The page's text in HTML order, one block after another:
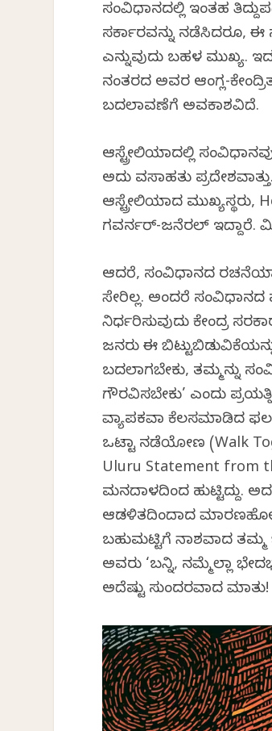
ಸಂವಿಧಾನದಲ್ಲಿ ಇಂತಹ
ಸರ್ಕಾರವನ್ನು ನಡೆಸಿದರೂ, ಈ
ಎನ್ನುವುದು ಬಹಳ ಮುಖ್ಯ.
ನಂತರದ ಅವರ ಆಂಗ್ಲ-
ಬದಲಾವಣೆಗೆ ಅವಕಾಶವಿದೆ.
ಆಸ್ಟ್ರೇಲಿಯಾದಲ್ಲಿ
ಅದು ವಸಾಹತು
ಆಸ್ಟ್ರೇಲಿಯಾದ ಮುಖ್ಯಸ್ಥರು,
ಗವರ್ನರ್-ಜನೆರಲ್ ಇದ್ದಾರೆ.
ಆದರೆ, ಸಂವಿಧಾನದ
ಸೇರಿಲ್ಲ. ಅಂದರೆ
ನಿರ್ಧರಿಸುವುದು ಕೇಂದ್ರ
ಜನರು ಈ
ಬದಲಾಗಬೇಕು, ತಮ್ಮನ್ನು
ಗೌರವಿಸಬೇಕು’ ಎಂದು
ವ್ಯಾಪಕವಾಗಿ ಕೆಲಸಮಾಡಿದ
ಒಟ್ಟಾಗಿ ನಡೆಯೋಣ (Walk
Uluru Statement from
ಮನದಾಳದಿಂದ ಹುಟ್ಟಿದ್ದು.
ಆಡಳಿತದಿಂದಾದ
ಬಹುಮಟ್ಟಿಗೆ ನಾಶವಾದ ತಮ್ಮ
ಅವರು ‘ಬನ್ನಿ, ನಮ್ಮೆಲ್ಲಾ
ಅದೆಷ್ಟು ಸುಂದರವಾದ ಮಾತು!